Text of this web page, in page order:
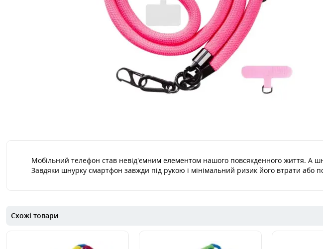
Мобільний телефон став невід'ємним елементом нашого повсякденного життя. А
Завдяки шнурку смартфон завжди під рукою і мінімальний ризик його втрати або
Схожі товари